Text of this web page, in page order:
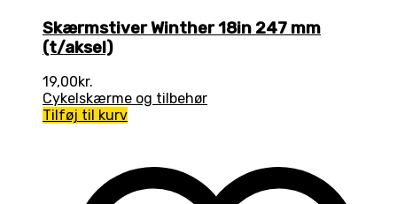
Skærmstiver Winther 18in 247 mm
(t/aksel)
19,00kr.
Cykelskærme og tilbehør
Tilføj til kurv